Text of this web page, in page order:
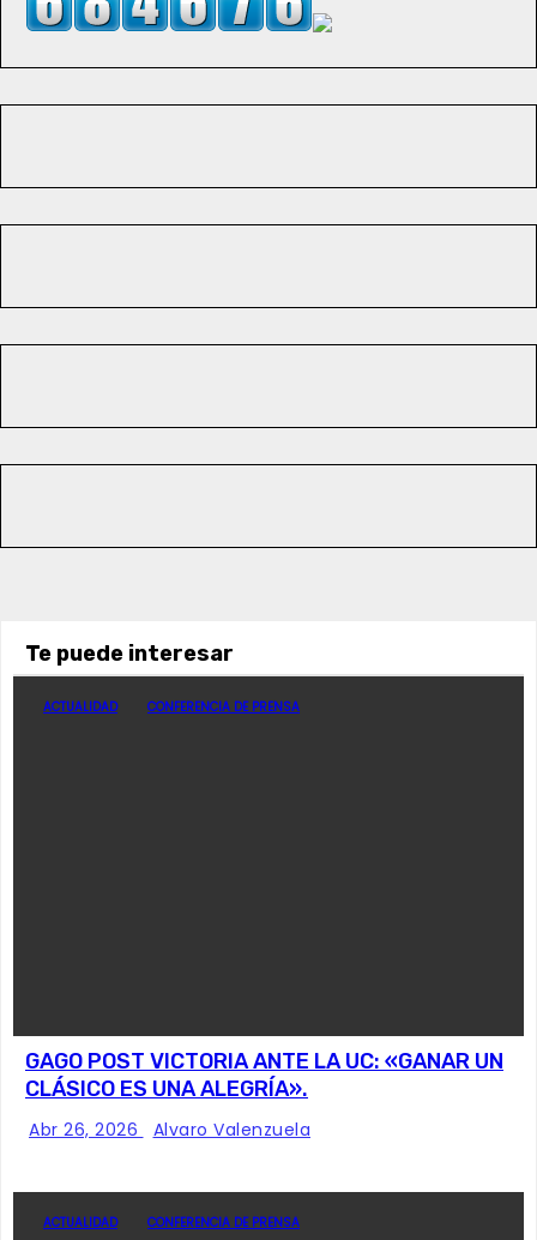
Te puede interesar
ACTUALIDAD CONFERENCIA DE PRENSA
GAGO POST VICTORIA ANTE LA UC: «GANAR UN
CLÁSICO ES UNA ALEGRÍA».
Abr 26, 2026 Alvaro Valenzuela
ACTUALIDAD CONFERENCIA DE PRENSA